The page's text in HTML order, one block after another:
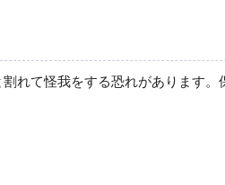
れて怪我をする恐れがあります